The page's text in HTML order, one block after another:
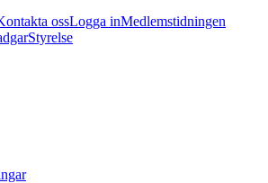
ossLogga inMedlemstidningen
Styrelse